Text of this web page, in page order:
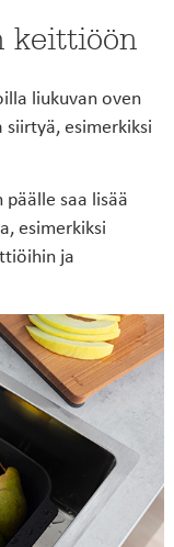
keittiöön
liukuvan oven
esimerkiksi
saa lisää
esimerkiksi
ja